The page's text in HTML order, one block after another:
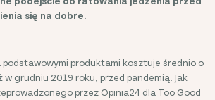
się na dobre.
podstawowymi produktami kosztuje średnio o
w grudniu 2019 roku, przed pandemią. Jak
przez Opinia24 dla Too Good